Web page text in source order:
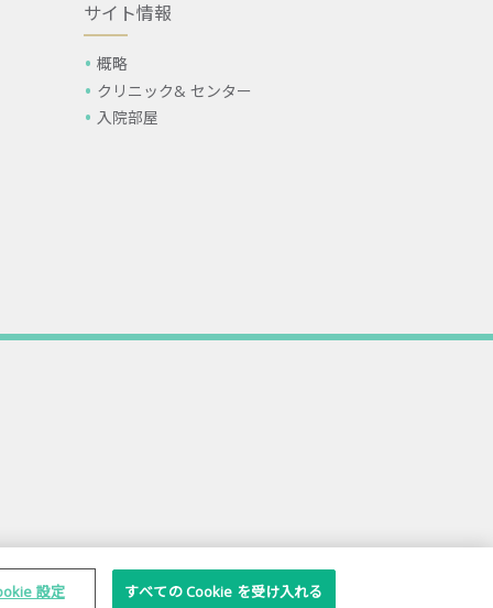
サイト情報
概略
クリニック& センター
入院部屋
設定 すべての Cookie を受け入れる